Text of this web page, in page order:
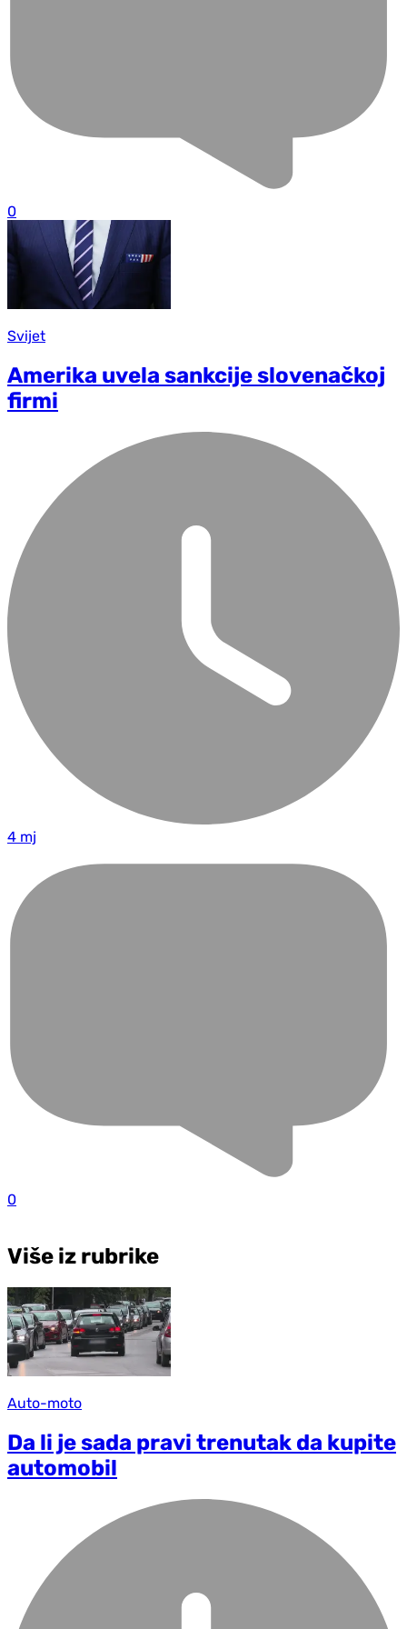
0
Svijet
Amerika uvela sankcije slovenačkoj
firmi
4 mj
0
Više iz rubrike
Auto-moto
Da li je sada pravi trenutak da kupite
automobil